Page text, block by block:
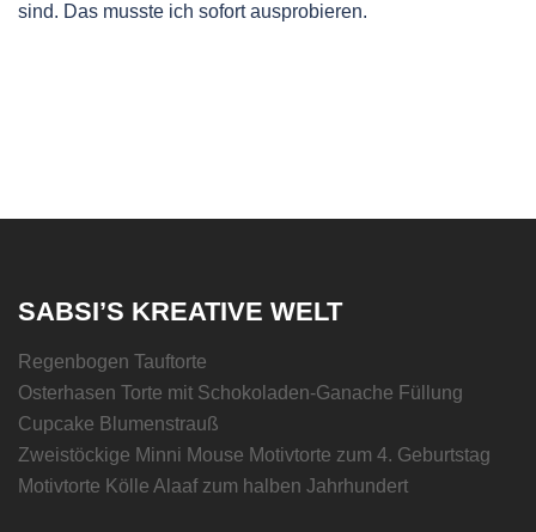
sind. Das musste ich sofort ausprobieren.
SABSI’S KREATIVE WELT
Regenbogen Tauftorte
Osterhasen Torte mit Schokoladen-Ganache Füllung
Cupcake Blumenstrauß
Zweistöckige Minni Mouse Motivtorte zum 4. Geburtstag
Motivtorte Kölle Alaaf zum halben Jahrhundert